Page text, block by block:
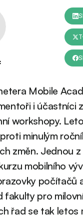
Mobile
i účastníci
workshopy.
minulým
změn. Jednou z
mobilního
počítačů
fakulty pro
řad se tak letos